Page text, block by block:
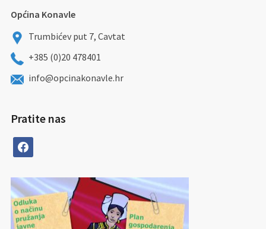
Općina Konavle
Trumbićev put 7, Cavtat
+385 (0)20 478401
info@opcinakonavle.hr
Pratite nas
facebook